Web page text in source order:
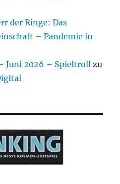
der Ringe: Das
– Pandemie in
Juni 2026 – Spieltroll zu